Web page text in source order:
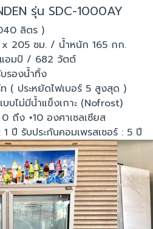
รุ่น SDC-1000AY
ลิตร )
205 ซม. / น้ำหนัก 165 กก.
แอมป์ / 682 วัตต์
รองน้ำทิ้ง
ท ( ประหยัดไฟเบอร์ 5 สูงสุด )
บบไม่มีน้ำแข็งเกาะ (Nofrost)
ถึง +10 องศาเซลเซียส
1 ปี รับประกันคอมเพรสเซอร์ : 5 ปี